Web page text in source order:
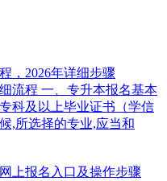
，2026年详细步骤
流程 一、专升本报名基本
科及以上毕业证书（学信
,所选择的专业,应当和
上报名入口及操作步骤